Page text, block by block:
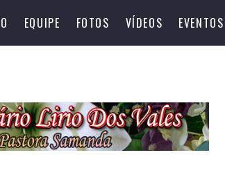
EQUIPE FOTOS VÍDEOS EVENTOS